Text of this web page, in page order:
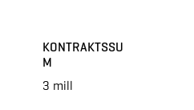
KONTRAKTSSU
M
3 mill